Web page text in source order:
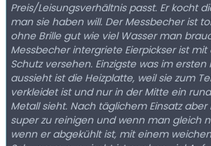
Preis/Leisungsverhältnis passt. Er kocht
man sie haben will. Der Messbecher ist
ohne Brille gut wie viel Wasser man
Messbecher intergriete Eierpickser ist
Schutz versehen. Einzigste was im
aussieht ist die Heizplatte, weil sie zum
verkleidet ist und nur in der Mitte ein
Metall sieht. Nach täglichem Einsatz aber
super zu reinigen und wenn man gleich
wenn er abgekühlt ist, mit einem